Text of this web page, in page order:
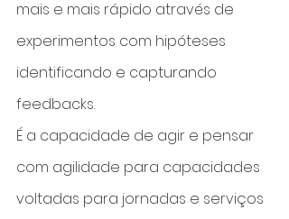
mais e mais rápido através de
experimentos com hipóteses
identificando e capturando
feedbacks.
É a capacidade de agir e pensar
com agilidade para capacidades
voltadas para jornadas e serviços